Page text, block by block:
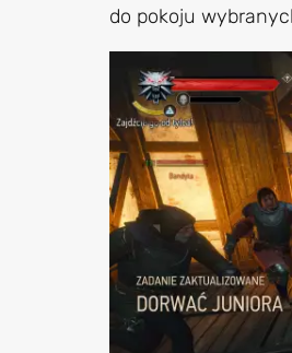
do pokoju